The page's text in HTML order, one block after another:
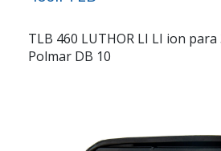
TLB 460 LUTHOR LI LI ion para
Polmar DB 10